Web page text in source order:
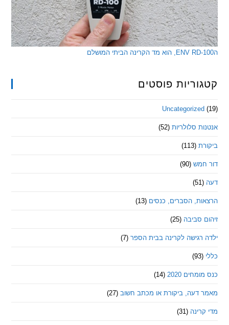
פוסטים
סלולריות (52)
(90)
הסברים, כנסים (13)
סביבה (25)
לקרינה בבית הספר (7)
2020
(14)
ביקורת או מכתב חשוב (27)
(31)